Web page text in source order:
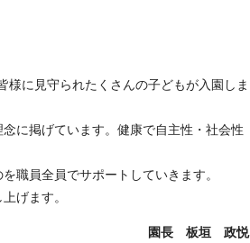
に見守られたくさんの子どもが入園しま
に掲げています。健康で自主性・社会性
職員全員でサポートしていきます。
げます。
園長 板垣 政悦